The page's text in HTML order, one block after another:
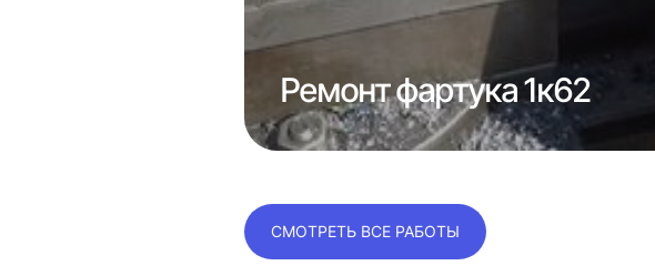
Ремонт фартука 1к62
СМОТРЕТЬ ВСЕ РАБОТЫ